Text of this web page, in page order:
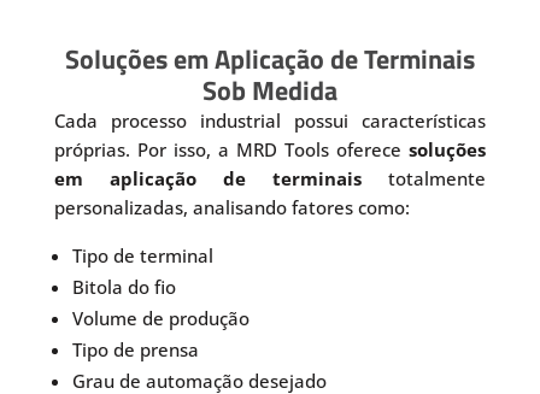
Soluções em Aplicação de Terminais
Sob Medida
Cada processo industrial possui características
próprias. Por isso, a MRD Tools oferecesoluções
em aplicação de terminais totalmente
personalizadas, analisando fatores como:
Tipo de terminal
Bitola do fio
Volume de produção
Tipo de prensa
Grau de automação desejado